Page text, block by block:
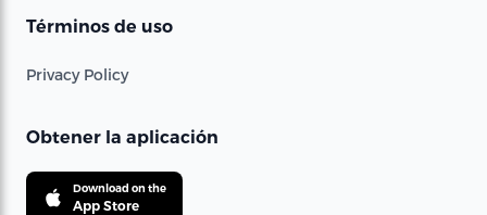
Términos de uso
Privacy Policy
Obtener la aplicación
Download on the
App Store